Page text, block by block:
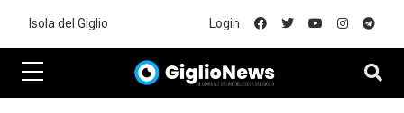
Isola del Giglio Login